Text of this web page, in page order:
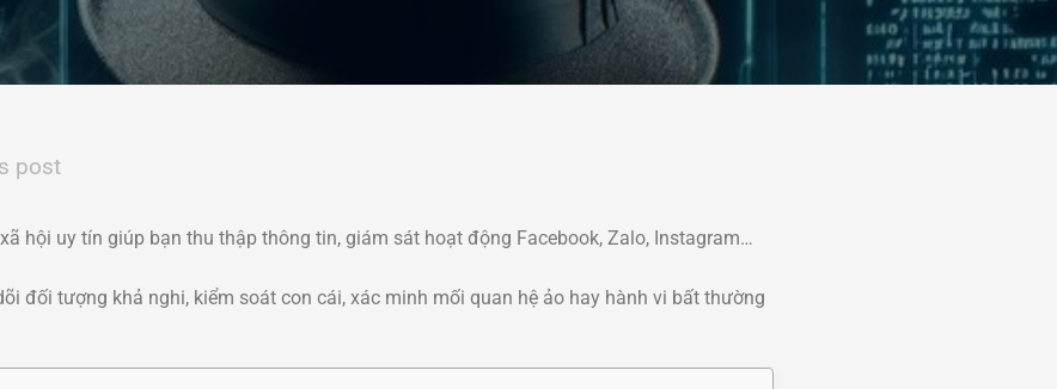
post
hội uy tín giúp bạn thu thập thông tin, giám sát hoạt động Facebook, Zalo, Instagram…
đối tượng khả nghi, kiểm soát con cái, xác minh mối quan hệ ảo hay hành vi bất thường